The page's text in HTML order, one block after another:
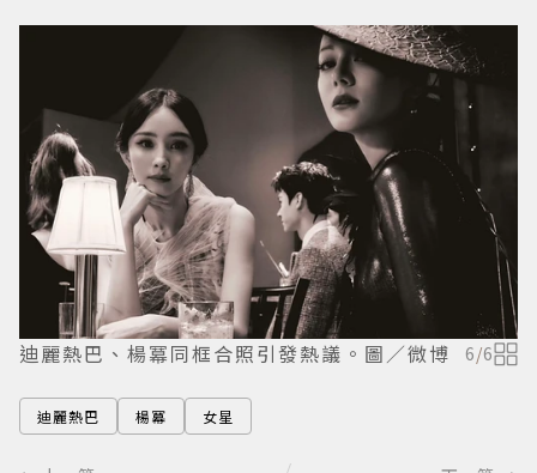
迪麗熱巴、楊冪同框合照引發熱議。圖／微博 6/6
迪麗熱巴 楊冪 女星